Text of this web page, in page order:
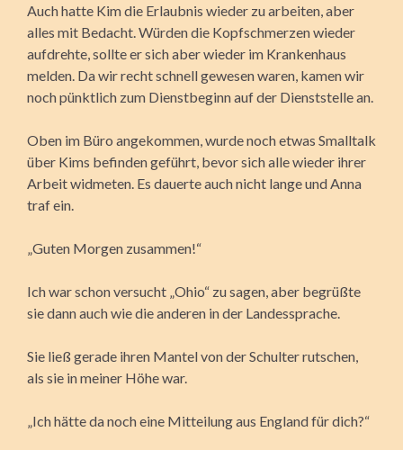
Auch hatte Kim die Erlaubnis wieder zu arbeiten, aber
alles mit Bedacht. Würden die Kopfschmerzen wieder
aufdrehte, sollte er sich aber wieder im Krankenhaus
melden. Da wir recht schnell gewesen waren, kamen wir
noch pünktlich zum Dienstbeginn auf der Dienststelle an.
Oben im Büro angekommen, wurde noch etwas Smalltalk
über Kims befinden geführt, bevor sich alle wieder ihrer
Arbeit widmeten. Es dauerte auch nicht lange und Anna
traf ein.
„Guten Morgen zusammen!“
Ich war schon versucht „Ohio“ zu sagen, aber begrüßte
sie dann auch wie die anderen in der Landessprache.
Sie ließ gerade ihren Mantel von der Schulter rutschen,
als sie in meiner Höhe war.
„Ich hätte da noch eine Mitteilung aus England für dich?“